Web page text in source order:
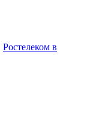
Ростелеком в